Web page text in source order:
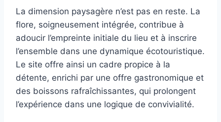
La dimension paysagère n’est pas en reste. La
flore, soigneusement intégrée, contribue à
adoucir l’empreinte initiale du lieu et à inscrire
l’ensemble dans une dynamique écotouristique.
Le site offre ainsi un cadre propice à la
détente, enrichi par une offre gastronomique et
des boissons rafraîchissantes, qui prolongent
l’expérience dans une logique de convivialité.